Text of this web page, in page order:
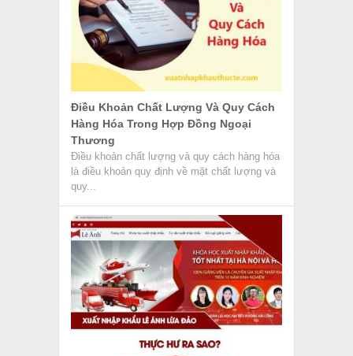
Điều Khoản Chất Lượng Và Quy Cách
Hàng Hóa Trong Hợp Đồng Ngoại
Thương
Điều khoản chất lượng và quy cách hàng hóa
là điều khoản quy định về mặt chất lượng và
quy...